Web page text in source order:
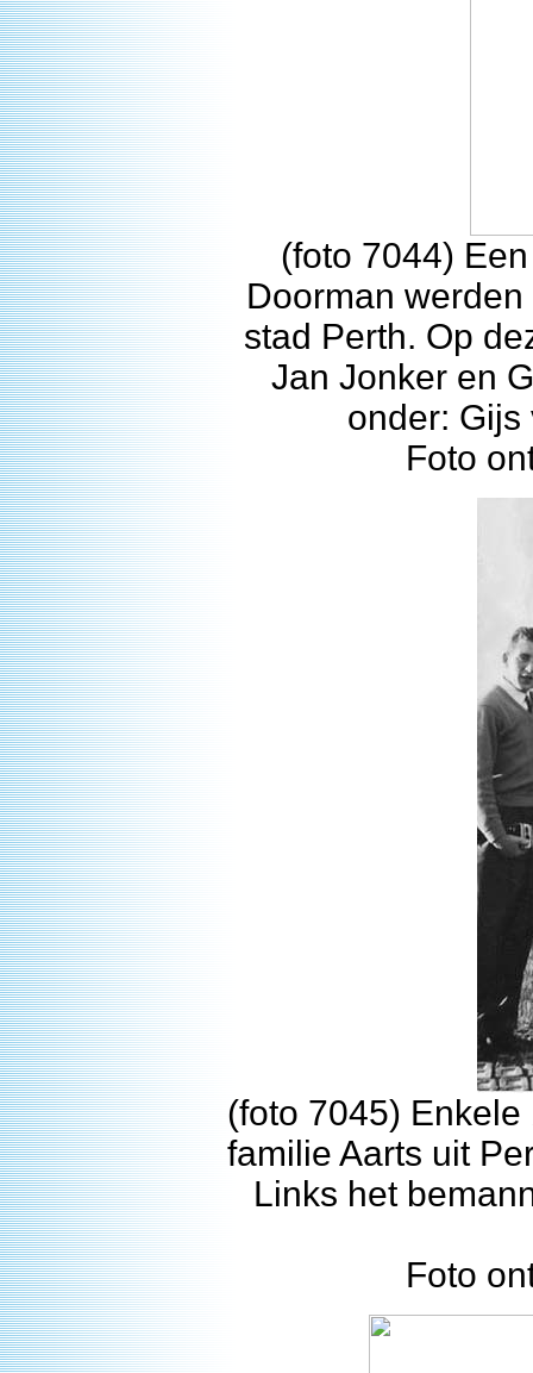
(foto 7044)
Doorman
stad Perth. Op
Jan Jonker en
onder: Gijs
Foto
(foto 7045)
familie Aarts uit
Links het
Foto